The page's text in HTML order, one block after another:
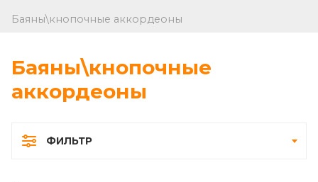
Баяны\кнопочные аккордеоны
Баяны\кнопочные
аккордеоны
ФИЛЬТР